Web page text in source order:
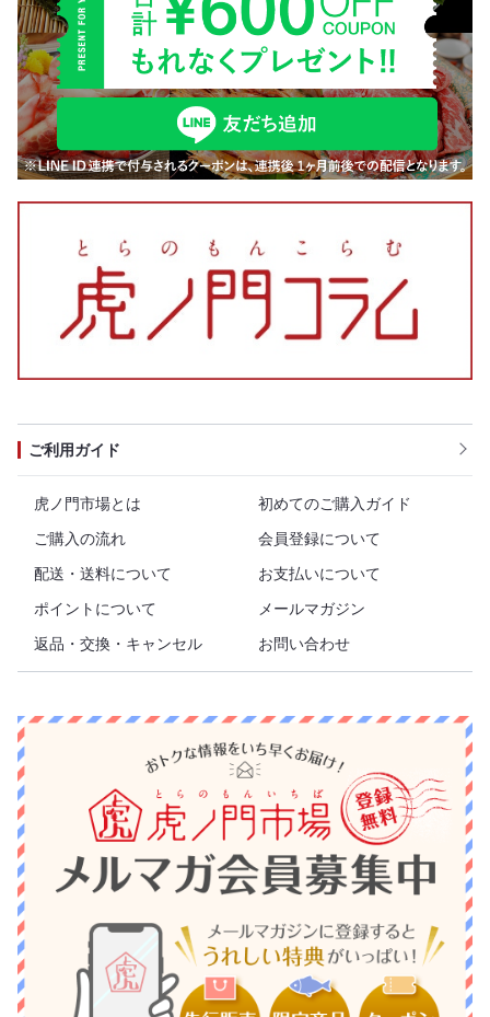
ご利用ガイド
虎ノ門市場とは
初めてのご購入ガイド
ご購入の流れ
会員登録について
配送・送料について
お支払いについて
ポイントについて
メールマガジン
返品・交換・キャンセル
お問い合わせ